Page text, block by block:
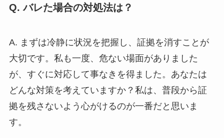
Q. バレた場合の対処法は？
A. まずは冷静に状況を把握し、証拠を消すことが
大切です。私も一度、危ない場面がありました
が、すぐに対応して事なきを得ました。あなたは
どんな対策を考えていますか？私は、普段から証
拠を残さないよう心がけるのが一番だと思いま
す。